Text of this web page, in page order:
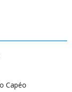
Capéo